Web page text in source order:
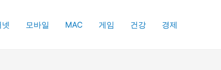
모바일 MAC 게임 건강 경제